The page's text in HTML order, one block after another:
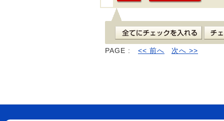
PAGE : << 前へ 次へ >>